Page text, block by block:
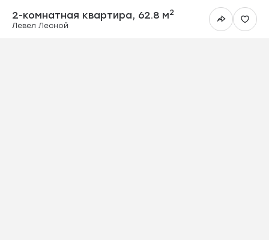
2-комнатная
2-комнатная квартира, 62.8 м2
Левел Лесной